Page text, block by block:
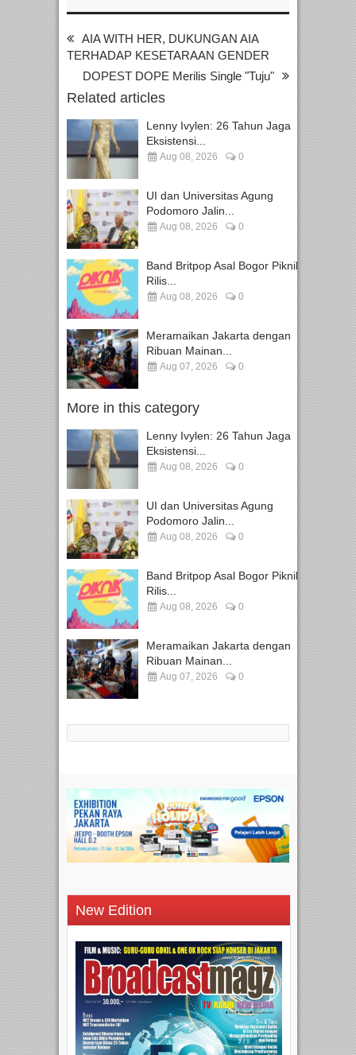
AIA WITH HER, DUKUNGAN AIA
TERHADAP KESETARAAN GENDER
DOPEST DOPE Merilis Single "Tuju"
Related articles
Lenny Ivylen: 26 Tahun Jaga
Eksistensi...
Aug 08, 2026 0
UI dan Universitas Agung
Podomoro Jalin...
Aug 08, 2026 0
Band Britpop Asal Bogor Piknik
Rilis...
Aug 08, 2026 0
Meramaikan Jakarta dengan
Ribuan Mainan...
Aug 07, 2026 0
More in this category
Lenny Ivylen: 26 Tahun Jaga
Eksistensi...
Aug 08, 2026 0
UI dan Universitas Agung
Podomoro Jalin...
Aug 08, 2026 0
Band Britpop Asal Bogor Piknik
Rilis...
Aug 08, 2026 0
Meramaikan Jakarta dengan
Ribuan Mainan...
Aug 07, 2026 0
New Edition